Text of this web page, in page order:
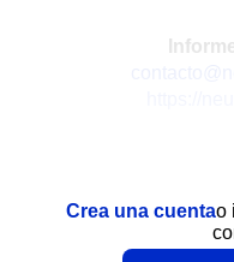
Crea una cuentao